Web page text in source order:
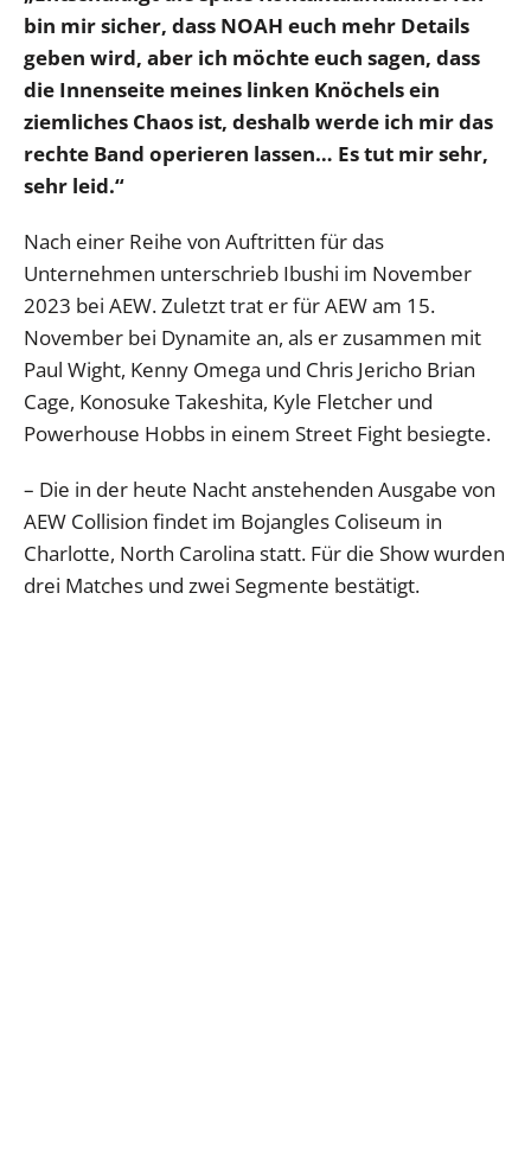
bin mir sicher, dass NOAH euch mehr Details
geben wird, aber ich möchte euch sagen, dass
die Innenseite meines linken Knöchels ein
ziemliches Chaos ist, deshalb werde ich mir das
rechte Band operieren lassen… Es tut mir sehr,
sehr leid.“
Nach einer Reihe von Auftritten für das
Unternehmen unterschrieb Ibushi im November
2023 bei AEW. Zuletzt trat er für AEW am 15.
November bei Dynamite an, als er zusammen mit
Paul Wight, Kenny Omega und Chris Jericho Brian
Cage, Konosuke Takeshita, Kyle Fletcher und
Powerhouse Hobbs in einem Street Fight besiegte.
– Die in der heute Nacht anstehenden Ausgabe von
AEW Collision findet im Bojangles Coliseum in
Charlotte, North Carolina statt. Für die Show wurden
drei Matches und zwei Segmente bestätigt.